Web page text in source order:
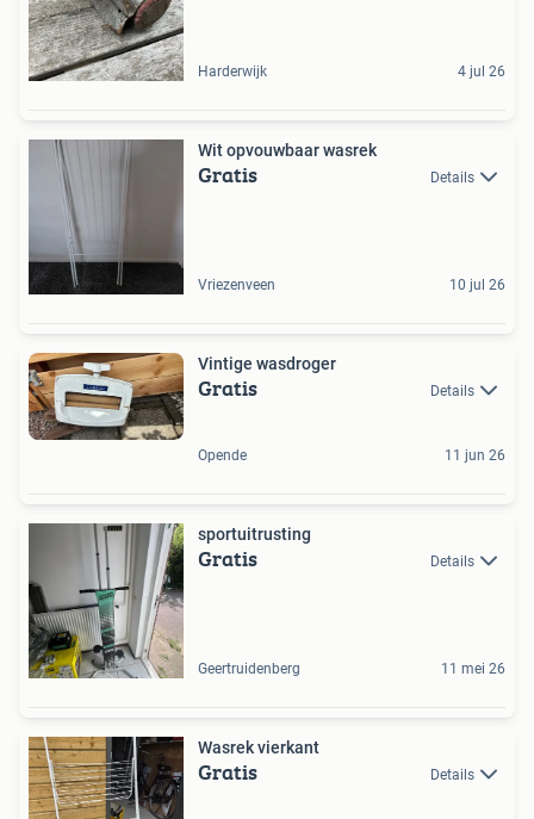
Harderwijk 4 jul 26
Wit opvouwbaar wasrek
Gratis Details
Vriezenveen 10 jul 26
Vintige wasdroger
Gratis Details
Opende 11 jun 26
sportuitrusting
Gratis Details
Geertruidenberg 11 mei 26
Wasrek vierkant
Gratis Details